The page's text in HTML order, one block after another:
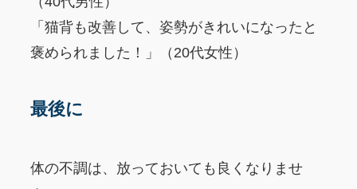
「猫背も改善して、姿勢がきれいになったと
褒められました！」（20代女性）
最後に
体の不調は、放っておいても良くなりませ